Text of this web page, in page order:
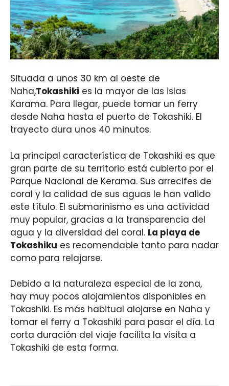
Situada a unos 30 km al oeste de
Naha,Tokashiki es la mayor de las islas
Karama. Para llegar, puede tomar un ferry
desde Naha hasta el puerto de Tokashiki. El
trayecto dura unos 40 minutos.
La principal característica de Tokashiki es que
gran parte de su territorio está cubierto por el
Parque Nacional de Kerama. Sus arrecifes de
coral y la calidad de sus aguas le han valido
este título. El submarinismo es una actividad
muy popular, gracias a la transparencia del
agua y la diversidad del coral. La playa de
Tokashiku es recomendable tanto para nadar
como para relajarse.
Debido a la naturaleza especial de la zona,
hay muy pocos alojamientos disponibles en
Tokashiki. Es más habitual alojarse en Naha y
tomar el ferry a Tokashiki para pasar el día. La
corta duración del viaje facilita la visita a
Tokashiki de esta forma.